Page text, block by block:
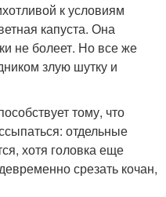
к условиям
капуста. Она
не болеет. Но все же
злую шутку и
тому, что
отдельные
хотя головка еще
срезать кочан,